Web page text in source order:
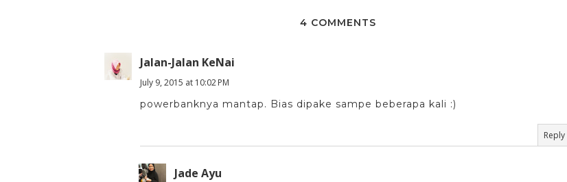
4 COMMENTS
Jalan-Jalan KeNai
July 9, 2015 at 10:02 PM
powerbanknya mantap. Bias dipake sampe beberapa kali :)
Reply
Jade Ayu